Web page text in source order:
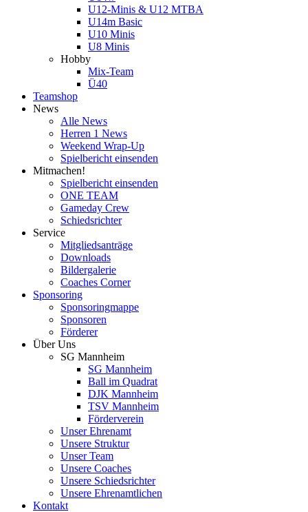
U12-Minis & U12 MTBA
U14m Basic
U10 Minis
U8 Minis
Hobby
Mix-Team
Ü40
Teamshop
News
Alle News
Herren 1 News
Weekend Wrap-Up
Spielbericht einsenden
Mitmachen!
Spielbericht einsenden
ONE TEAM
Gameday Crew
Schiedsrichter
Service
Mitgliedsanträge
Downloads
Bildergalerie
Coaches Corner
Sponsoring
Sponsoringmappe
Sponsoren
Förderer
Über Uns
SG Mannheim
SG Mannheim
Ball im Quadrat
DJK Mannheim
TSV Mannheim
Förderverein
Unser Ehrenamt
Unsere Struktur
Unser Team
Unsere Coaches
Unsere Schiedsrichter
Unsere Ehrenamtlichen
Kontakt